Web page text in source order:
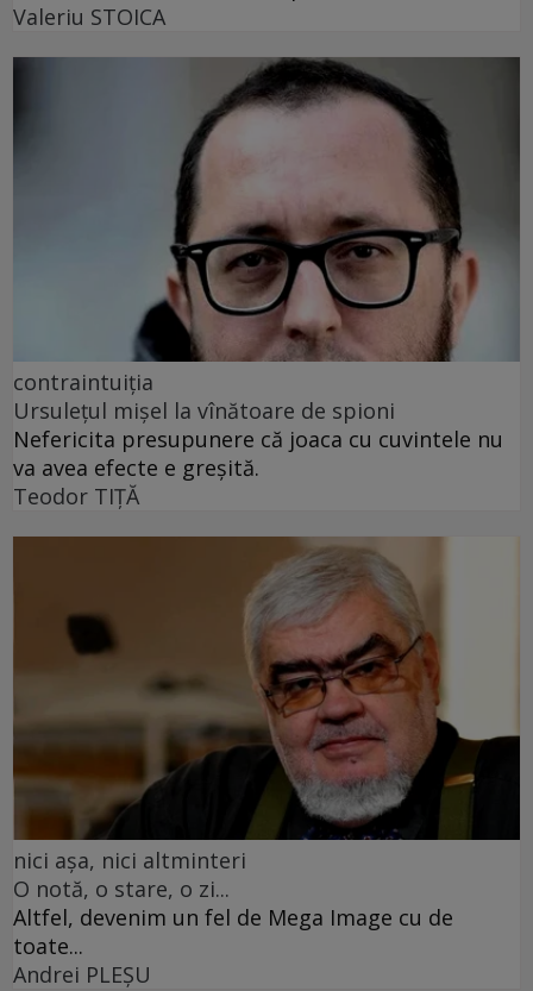
Valeriu STOICA
contraintuiția
Ursulețul mișel la vînătoare de spioni
Nefericita presupunere că joaca cu cuvintele nu
va avea efecte e greșită.
Teodor TIŢĂ
nici așa, nici altminteri
O notă, o stare, o zi...
Altfel, devenim un fel de Mega Image cu de
toate...
Andrei PLEŞU